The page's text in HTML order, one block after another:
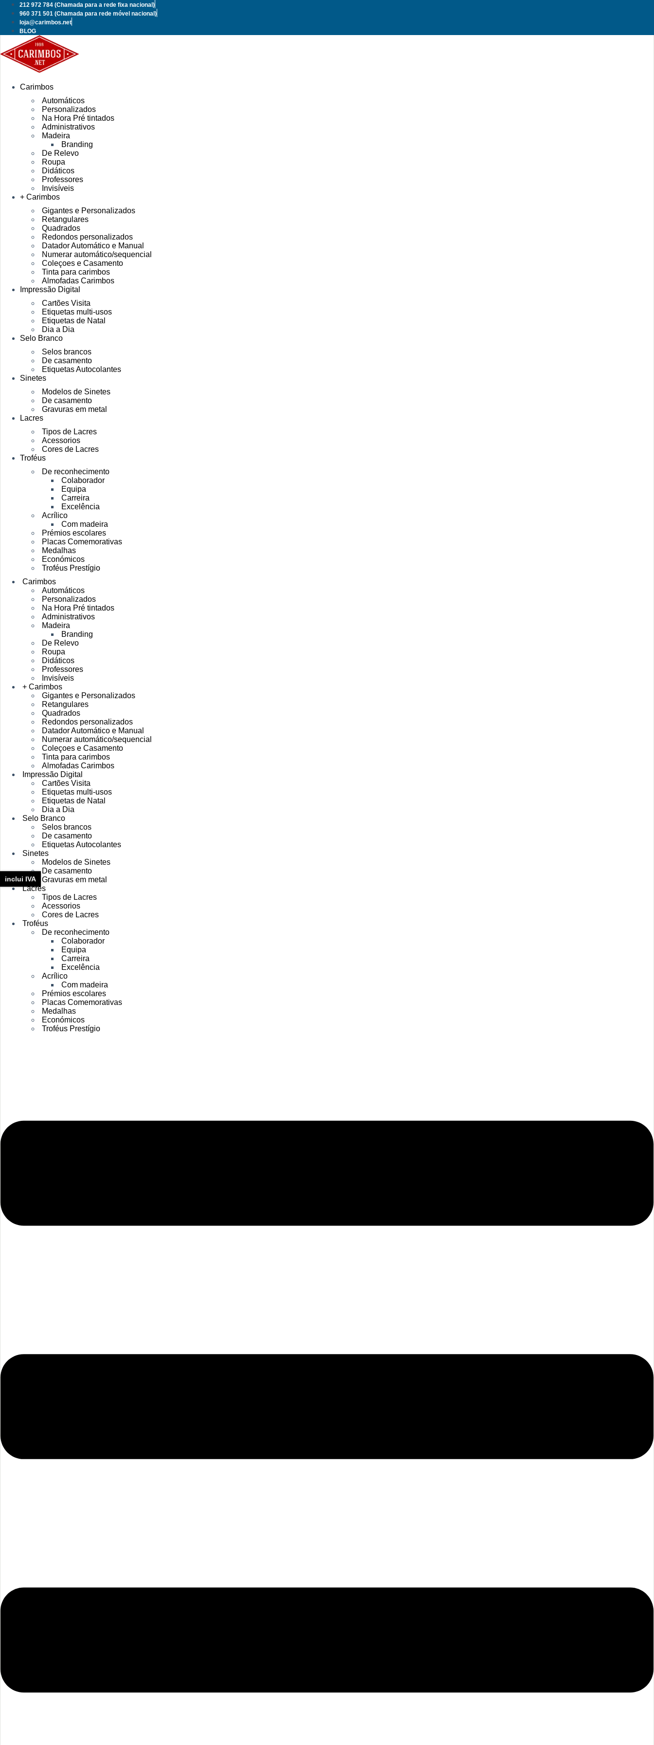
Pular
para
conteúdo
212 972 784 (Chamada para a rede fixa nacional)
960 371 501 (Chamada para rede móvel nacional)
loja@carimbos.net
BLOG
Carimbos
Automáticos
Personalizados
Na Hora Pré tintados
Administrativos
Madeira
Branding
De Relevo
Roupa
Didáticos
Professores
Invisíveis
+ Carimbos
Gigantes e Personalizados
Retangulares
Quadrados
Redondos personalizados
Datador Automático e Manual
Numerar automático/sequencial
Coleçoes e Casamento
Tinta para carimbos
Almofadas Carimbos
Impressão Digital
Cartões Visita
Etiquetas multi-usos
Etiquetas de Natal
Dia a Dia
Selo Branco
Selos brancos
De casamento
Etiquetas Autocolantes
Sinetes
Modelos de Sinetes
De casamento
Gravuras em metal
Lacres
Tipos de Lacres
Acessorios
Cores de Lacres
Troféus
De reconhecimento
Colaborador
Equipa
Carreira
Excelência
Acrílico
Com madeira
Prémios escolares
Placas Comemorativas
Medalhas
Económicos
Troféus Prestígio
Carimbos
Automáticos
Personalizados
Na Hora Pré tintados
Administrativos
Madeira
Branding
De Relevo
Roupa
Didáticos
Professores
Invisíveis
+ Carimbos
Gigantes e Personalizados
Retangulares
Quadrados
Redondos personalizados
Datador Automático e Manual
Numerar automático/sequencial
Coleçoes e Casamento
Tinta para carimbos
Almofadas Carimbos
Impressão Digital
Cartões Visita
Etiquetas multi-usos
Etiquetas de Natal
Dia a Dia
Selo Branco
Selos brancos
De casamento
Etiquetas Autocolantes
Sinetes
Modelos de Sinetes
De casamento
Gravuras em metal
Lacres
Tipos de Lacres
Acessorios
Cores de Lacres
Troféus
De reconhecimento
Colaborador
Equipa
Carreira
Excelência
Acrílico
Com madeira
Prémios escolares
Placas Comemorativas
Medalhas
Económicos
Troféus Prestígio
inclui IVA